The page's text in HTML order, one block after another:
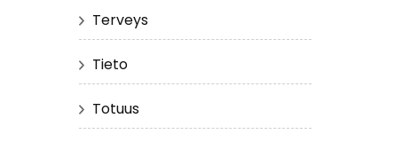
Terveys
Tieto
Totuus